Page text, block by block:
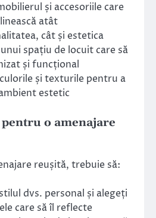
și accesoriile care
atât
cât și estetica
spațiu de locuit care să
și funcțional
și texturile pentru a
estetic
o amenajare
reușită, trebuie să:
dvs. personal și alegeți
care să îl reflecte